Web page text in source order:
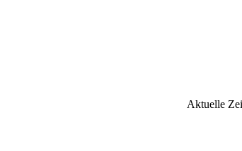
Aktuelle